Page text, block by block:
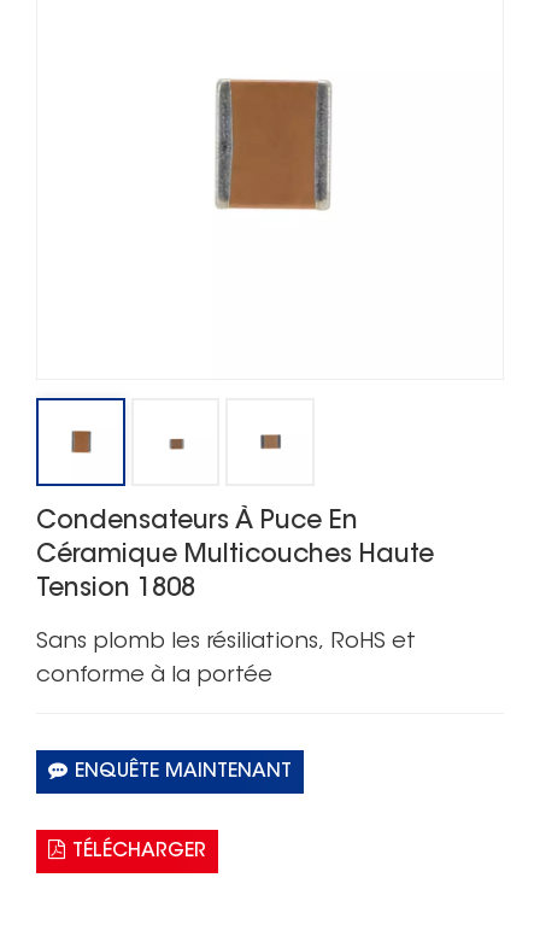
Condensateurs À Puce En
Céramique Multicouches Haute
Tension 1808
Sans plomb les résiliations, RoHS et
conforme à la portée
ENQUÊTE MAINTENANT
TÉLÉCHARGER